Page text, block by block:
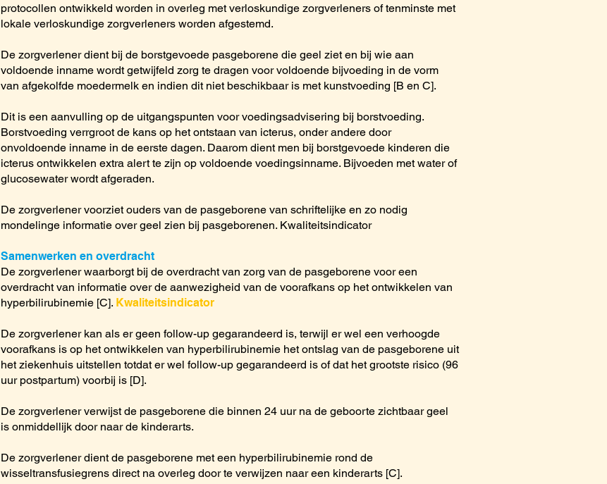
protocollen ontwikkeld worden in overleg met verloskundige zorgverleners of tenminste met
lokale verloskundige zorgverleners worden afgestemd.
De zorgverlener dient bij de borstgevoede pasgeborene die geel ziet en bij wie aan
voldoende inname wordt getwijfeld zorg te dragen voor voldoende bijvoeding in de vorm
van afgekolfde moedermelk en indien dit niet beschikbaar is met kunstvoeding [B en C].
Dit is een aanvulling op de uitgangspunten voor voedingsadvisering bij borstvoeding.
Borstvoeding verrgroot de kans op het ontstaan van icterus, onder andere door
onvoldoende inname in de eerste dagen. Daarom dient men bij borstgevoede kinderen die
icterus ontwikkelen extra alert te zijn op voldoende voedingsinname. Bijvoeden met water of
glucosewater wordt afgeraden.
De zorgverlener voorziet ouders van de pasgeborene van schriftelijke en zo nodig
mondelinge informatie over geel zien bij pasgeborenen. Kwaliteitsindicator
Samenwerken en overdracht
De zorgverlener waarborgt bij de overdracht van zorg van de pasgeborene voor een
overdracht van informatie over de aanwezigheid van de voorafkans op het ontwikkelen van
hyperbilirubinemie [C]. Kwaliteitsindicator
De zorgverlener kan als er geen follow-up gegarandeerd is, terwijl er wel een verhoogde
voorafkans is op het ontwikkelen van hyperbilirubinemie het ontslag van de pasgeborene uit
het ziekenhuis uitstellen totdat er wel follow-up gegarandeerd is of dat het grootste risico (96
uur postpartum) voorbij is [D].
De zorgverlener verwijst de pasgeborene die binnen 24 uur na de geboorte zichtbaar geel
is onmiddellijk door naar de kinderarts.
De zorgverlener dient de pasgeborene met een hyperbilirubinemie rond de
wisseltransfusiegrens direct na overleg door te verwijzen naar een kinderarts [C].